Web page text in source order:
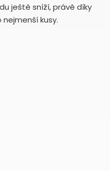
ještě sníží, právě díky
kusy.